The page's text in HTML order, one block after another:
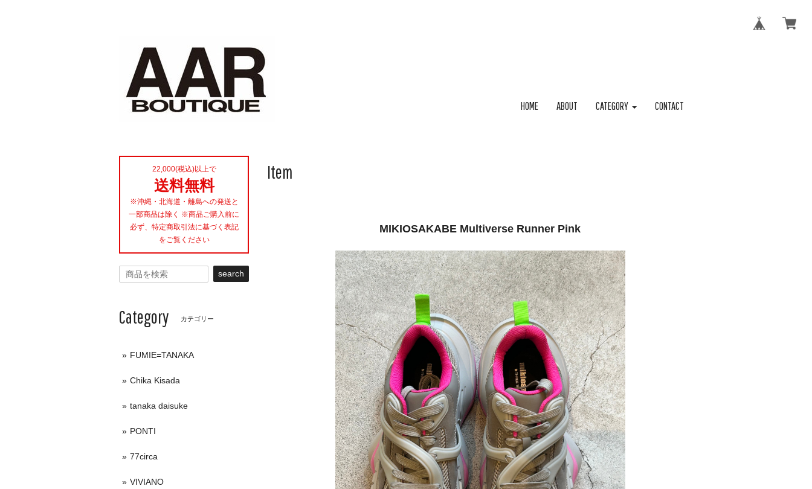
HOME ABOUT CATEGORY CONTACT
Item
MIKIOSAKABE Multiverse Runner Pink
22,000(税込)以上で
送料無料
※沖縄・北海道・離島への発送と
一部商品は除く ※商品ご購入前に
必ず、特定商取引法に基づく表記
をご覧ください
search
Category カテゴリー
FUMIE=TANAKA
Chika Kisada
tanaka daisuke
PONTI
77circa
VIVIANO